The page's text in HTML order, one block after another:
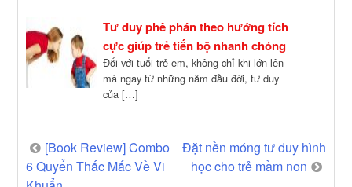
Tư duy phê phán theo hướng tích
cực giúp trẻ tiến bộ nhanh chóng
Đối với tuổi trẻ em, không chỉ khi lớn lên
mà ngay từ những năm đầu đời, tư duy
của […]
Post
navigation
[Book Review] Combo
6 Quyển Thắc Mắc Về Vi
Đặt nền móng tư duy hình
học cho trẻ mầm non